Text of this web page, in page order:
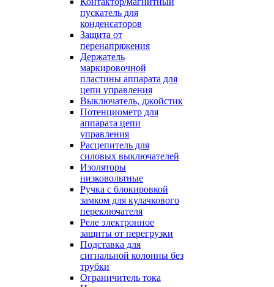
пускатель для
конденсаторов
Защита от
перенапряжения
Держатель
маркировочной
пластины аппарата для
цепи управления
Выключатель, джойстик
Потенциометр для
аппарата цепи
управления
Расцепитель для
силовых выключателей
Изоляторы
низковольтные
Ручка с блокировкой
замком для кулачкового
переключателя
Реле электронное
защиты от перегрузки
Подставка для
сигнальной колонны без
трубки
Ограничитель тока